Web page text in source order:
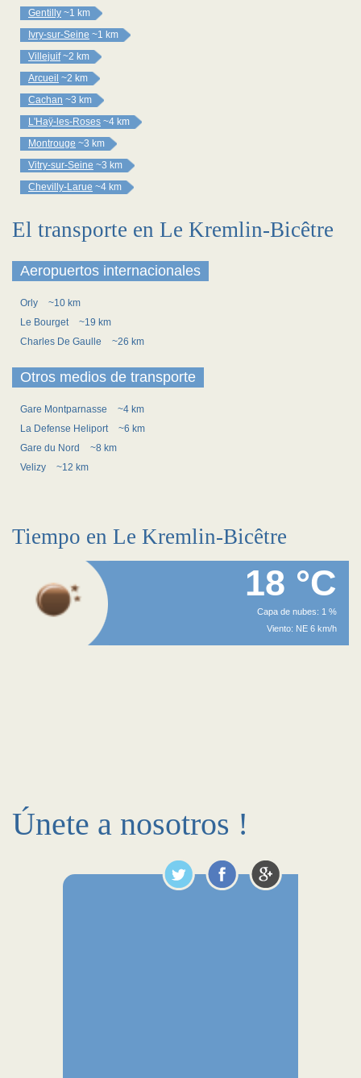
Gentilly ~1 km
Ivry-sur-Seine ~1 km
Villejuif ~2 km
Arcueil ~2 km
Cachan ~3 km
L'Haÿ-les-Roses ~4 km
Montrouge ~3 km
Vitry-sur-Seine ~3 km
Chevilly-Larue ~4 km
El transporte en Le Kremlin-Bicêtre
Aeropuertos internacionales
Orly
~10 km
Le Bourget
~19 km
Charles De Gaulle
~26 km
Otros medios de transporte
Gare Montparnasse
~4 km
La Defense Heliport
~6 km
Gare du Nord
~8 km
Velizy
~12 km
Tiempo en Le Kremlin-Bicêtre
18 °C
Capa de nubes: 1 %
Viento: NE 6 km/h
Únete a nosotros !